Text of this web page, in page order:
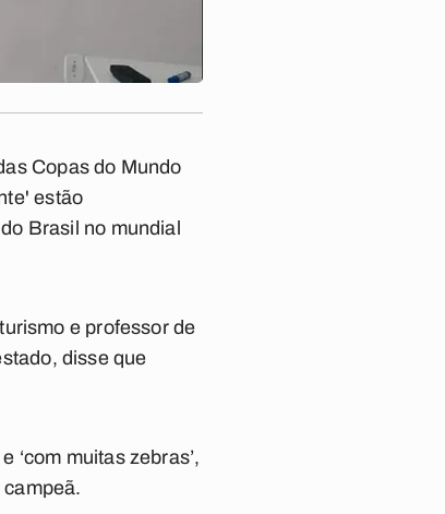
Copas do Mundo
estão
Brasil no mundial
e professor de
disse que
‘com muitas zebras’,